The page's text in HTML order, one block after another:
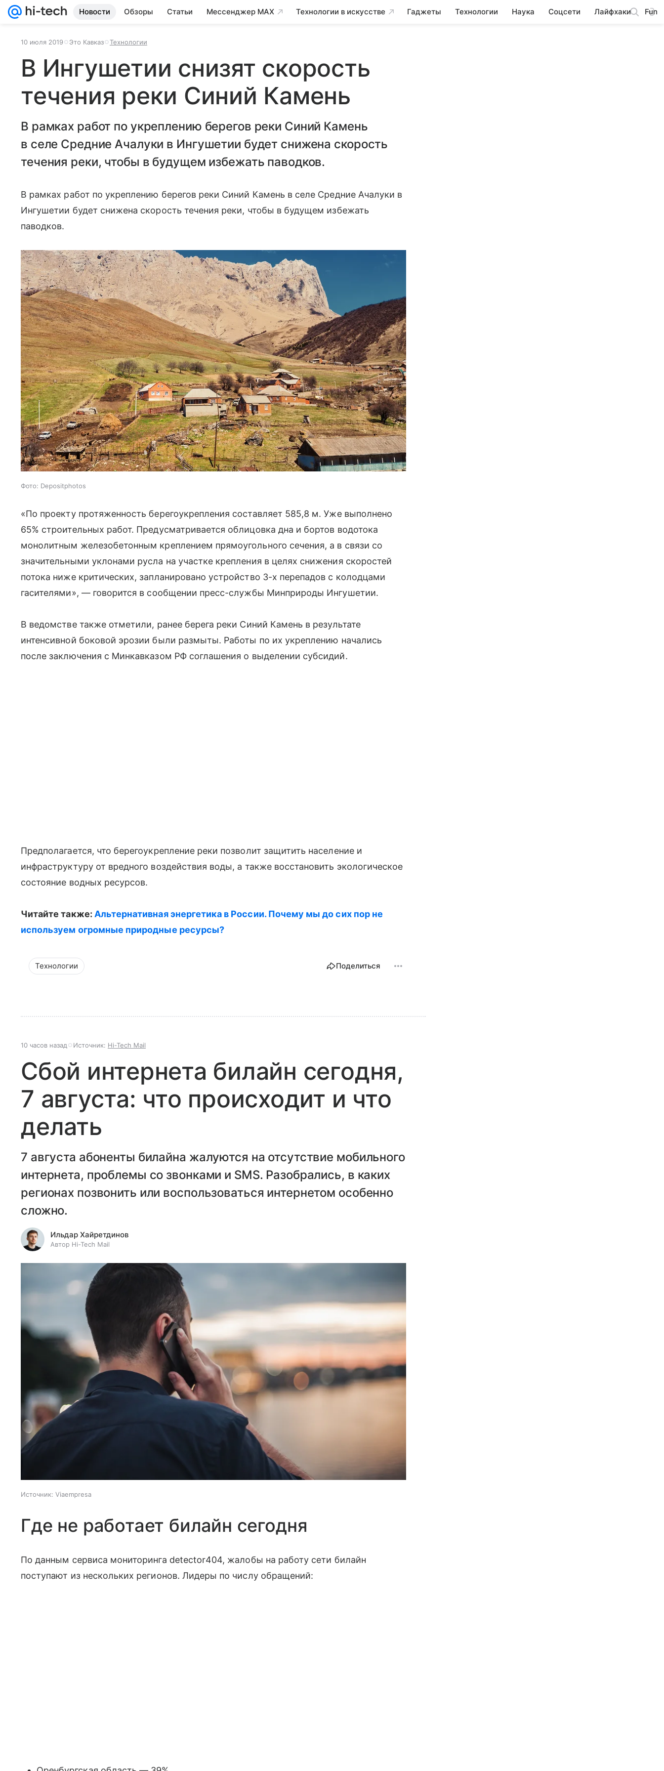
Новости Обзоры Статьи Мессенджер MAX Технологии в искусстве Гаджеты Технологии Наука Соцсети Лайфхаки Fun
10 июля 2019 Это Кавказ Технологии
В Ингушетии снизят скорость
течения реки Синий Камень
В рамках работ по укреплению берегов реки Синий Камень
в селе Средние Ачалуки в Ингушетии будет снижена скорость
течения реки, чтобы в будущем избежать паводков.
В рамках работ по укреплению берегов реки Синий Камень в селе Средние Ачалуки в
Ингушетии будет снижена скорость течения реки, чтобы в будущем избежать
паводков.
Фото: Depositphotos
«По проекту протяженность берегоукрепления составляет 585,8 м. Уже выполнено
65% строительных работ. Предусматривается облицовка дна и бортов водотока
монолитным железобетонным креплением прямоугольного сечения, а в связи со
значительными уклонами русла на участке крепления в целях снижения скоростей
потока ниже критических, запланировано устройство 3-х перепадов с колодцами
гасителями», — говорится в сообщении пресс-службы Минприроды Ингушетии.
В ведомстве также отметили, ранее берега реки Синий Камень в результате
интенсивной боковой эрозии были размыты. Работы по их укреплению начались
после заключения с Минкавказом РФ соглашения о выделении субсидий.
Предполагается, что берегоукрепление реки позволит защитить население и
инфраструктуру от вредного воздействия воды, а также восстановить экологическое
состояние водных ресурсов.
Читайте также: Альтернативная энергетика в России. Почему мы до сих пор не
используем огромные природные ресурсы?
Технологии Поделиться
10 часов назад Источник: Hi-Tech Mail
Сбой интернета билайн сегодня,
7 августа: что происходит и что
делать
7 августа абоненты билайна жалуются на отсутствие мобильного
интернета, проблемы со звонками и SMS. Разобрались, в каких
регионах позвонить или воспользоваться интернетом особенно
сложно.
Ильдар Хайретдинов
Автор Hi-Tech Mail
Источник: Viaempresa
Где не работает билайн сегодня
По данным сервиса мониторинга detector404, жалобы на работу сети билайн
поступают из нескольких регионов. Лидеры по числу обращений: